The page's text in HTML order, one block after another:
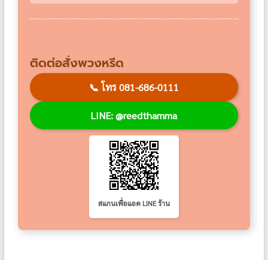
ติดต่อสั่งพวงหรีด
📞 โทร 081-686-0111
LINE: @reedthamma
สแกนเพื่อแอด LINE ร้าน